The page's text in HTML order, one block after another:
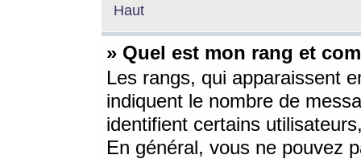
Haut
» Quel est mon rang et
Les rangs, qui apparaissent
indiquent le nombre de
identifient certains
En général, vous ne pouvez